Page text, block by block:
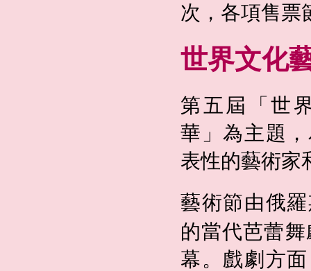
次，各項售票
世界文化
第五屆「世
華」為主題
表性的藝術家
藝術節由俄
的當代芭蕾
幕。戲劇方